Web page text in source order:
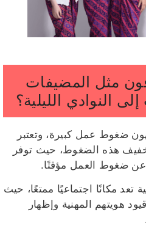
مثل المضيفات
النوادي الليلية؟
ضغوط عمل كبيرة، وتعتبر
لتخفيف هذه الضغوط، حيث توفر
عن ضغوط العمل مؤقتًا.
تعد مكانًا اجتماعيًا ممتعًا، حيث
هويتهم المهنية وإظهار